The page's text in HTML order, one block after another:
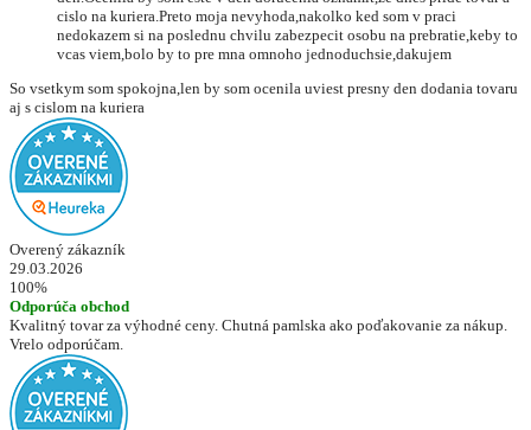
cislo na kuriera.Preto moja nevyhoda,nakolko ked som v praci
nedokazem si na poslednu chvilu zabezpecit osobu na prebratie,keby to
vcas viem,bolo by to pre mna omnoho jednoduchsie,dakujem
So vsetkym som spokojna,len by som ocenila uviest presny den dodania tovaru
aj s cislom na kuriera
Overený zákazník
29.03.2026
100%
Odporúča obchod
Kvalitný tovar za výhodné ceny. Chutná pamlska ako poďakovanie za nákup.
Vrelo odporúčam.